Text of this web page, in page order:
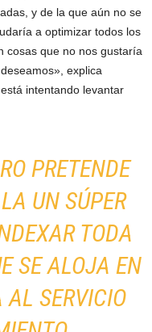
y de la que aún no se
a optimizar todos los
cosas que no nos gustaría
explica
intentando levantar
PRETENDE
UN SÚPER
TODA
SE ALOJA EN
AL SERVICIO